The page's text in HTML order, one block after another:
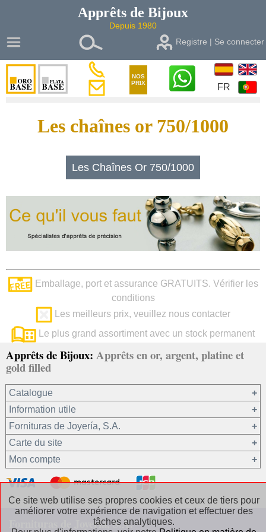
Apprêts de Bijoux
Depuis 1980
Registre | Se connecter
NOS
PRIX
FR
Les chaînes or 750/1000
Les Chaînes Or 750/1000
Emballage, port et assurance GRATUITS. Vérifier les
conditions
Les meilleurs prix, veuillez nous contacter
Le plus grand assortiment avec un stock permanent
Apprêts de Bijoux: Apprêts en or, argent, platine et
gold filled
Catalogue
Or 750/1000
Or 375/1000
Platine 950/1000
Argent 925
Gold filled 14/20
Autres matériaux
Les Chaînes Argent
Les Chaînes Gold filled
Information utile
Fornituras de Joyería, S.A.
Notre société
Conditions générales de vente
Confidentialité de vos données
Politique en matière de cookies
Contact / Où trouver nos coordonnées
Questions fréquentes
Carte du site
Mon compte
Registre / Se connecter
Récupérer le mot de passe
Fornituras de Joyería, S.A.
Ce site web utilise ses propres cookies et ceux de tiers pour
améliorer votre expérience de navigation et effectuer des
tâches analytiques.